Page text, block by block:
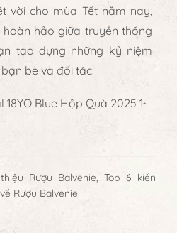
vời cho mùa Tết năm nay,
hảo giữa truyền thống
tạo dựng những kỷ niệm
bè và đối tác.
Rượu Balvenie, Top 6 kiến
Rượu Balvenie